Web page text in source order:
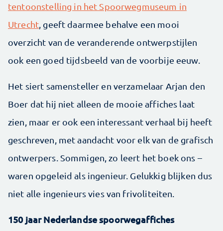
tentoonstelling in het Spoorwegmuseum in
Utrecht , geeft daarmee behalve een mooi
overzicht van de veranderende ontwerpstijlen
ook een goed tijdsbeeld van de voorbije eeuw.
Het siert samensteller en verzamelaar Arjan den
Boer dat hij niet alleen de mooie affiches laat
zien, maar er ook een interessant verhaal bij heeft
geschreven, met aandacht voor elk van de grafisch
ontwerpers. Sommigen, zo leert het boek ons –
waren opgeleid als ingenieur. Gelukkig blijken dus
niet alle ingenieurs vies van frivoliteiten.
150 jaar Nederlandse spoorwegaffiches